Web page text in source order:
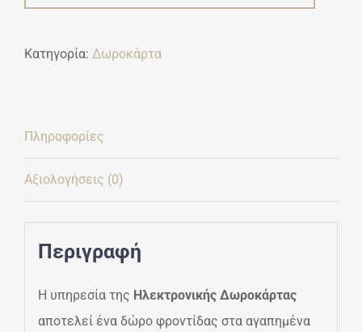
Κατηγορία: Δωροκάρτα
Πληροφορίες
Αξιολογήσεις (0)
Περιγραφή
Η υπηρεσία της Hλεκτρονικής Δωροκάρτας
αποτελεί ένα δώρο φροντίδας στα αγαπημένα